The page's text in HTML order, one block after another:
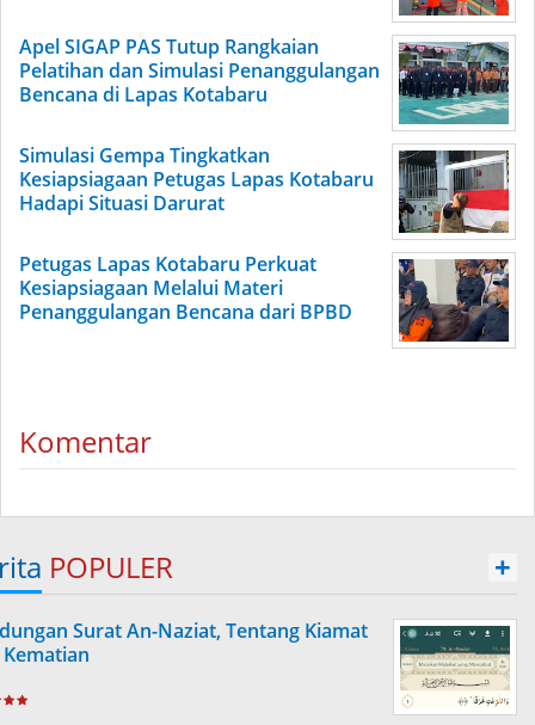
Apel SIGAP PAS Tutup Rangkaian
Pelatihan dan Simulasi Penanggulangan
Bencana di Lapas Kotabaru
Simulasi Gempa Tingkatkan
Kesiapsiagaan Petugas Lapas Kotabaru
Hadapi Situasi Darurat
Petugas Lapas Kotabaru Perkuat
Kesiapsiagaan Melalui Materi
Penanggulangan Bencana dari BPBD
Komentar
POPULER +
Surat An-Naziat, Tentang Kiamat